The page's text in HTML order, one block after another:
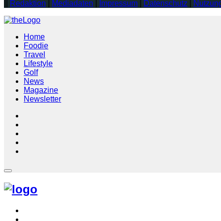
Redaktion Mediadaten Impressum Datenschutz
Home
Foodie
Travel
Lifestyle
Golf
News
Magazine
Newsletter